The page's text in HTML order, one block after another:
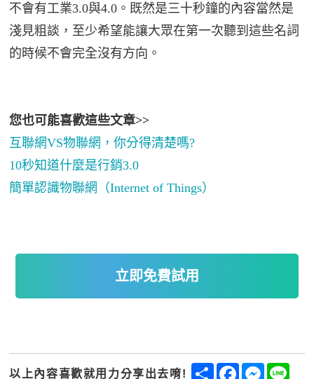
不會有工業3.0與4.0。既然是三十秒鐘的內容當然是
淺見粗談，至少希望能讓大眾在第一次聽到這些名詞
的時候不會完全沒有方向。
您也可能喜歡這些文章>>
互聯網VS物聯網，你分得清楚嗎?
10秒知道什麼是行銷3.0
簡單認識物聯網（Internet of Things）
立即免費試用
以上內容喜歡就用力分享出去唷! ShareFacebook